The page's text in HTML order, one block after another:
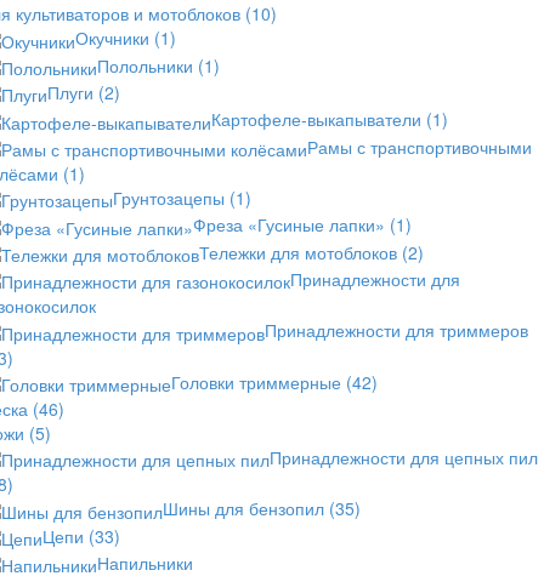
культиваторов и мотоблоков (10)
Окучники (1)
Полольники (1)
Плуги (2)
Картофеле-выкапыватели (1)
Рамы с транспортивочными
(1)
Грунтозацепы (1)
Фреза «Гусиные лапки» (1)
Тележки для мотоблоков (2)
Принадлежности для
Принадлежности для триммеров
Головки триммерные (42)
(46)
(5)
Принадлежности для цепных пил
Шины для бензопил (35)
Цепи (33)
Напильники